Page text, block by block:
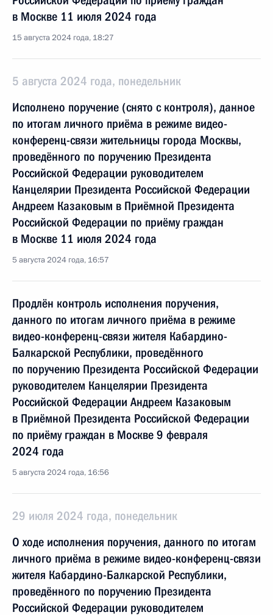
в Москве 11 июля 2024 года
15 августа 2024 года, 18:27
5 августа 2024 года, понедельник
Исполнено поручение (снято с контроля), данное
по итогам личного приёма в режиме видео-
конференц-связи жительницы города Москвы,
проведённого по поручению Президента
Российской Федерации руководителем
Канцелярии Президента Российской Федерации
Андреем Казаковым в Приёмной Президента
Российской Федерации по приёму граждан
в Москве 11 июля 2024 года
5 августа 2024 года, 16:57
Продлён контроль исполнения поручения,
данного по итогам личного приёма в режиме
видео-конференц-связи жителя Кабардино-
Балкарской Республики, проведённого
по поручению Президента Российской Федерации
руководителем Канцелярии Президента
Российской Федерации Андреем Казаковым
в Приёмной Президента Российской Федерации
по приёму граждан в Москве 9 февраля
2024 года
5 августа 2024 года, 16:56
29 июля 2024 года, понедельник
О ходе исполнения поручения, данного по итогам
личного приёма в режиме видео-конференц-связи
жителя Кабардино-Балкарской Республики,
проведённого по поручению Президента
Российской Федерации руководителем